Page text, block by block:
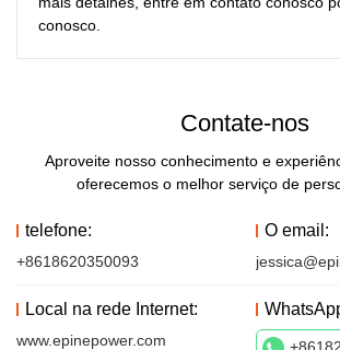
conosco.
Contate-nos
Aproveite nosso conhecimento e
oferecemos o melhor serviço de
telefone:
+8618620350093
O email:
Local na rede Internet:
www.epinepower.com